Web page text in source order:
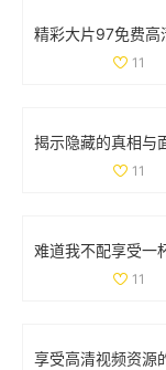
11
11
11